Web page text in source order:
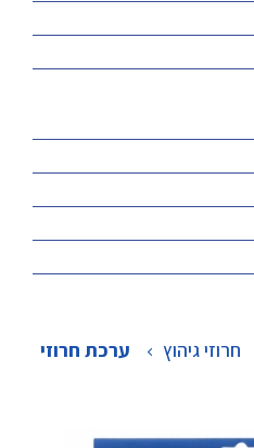
חרוזי גיהוץ >
ערכת חרוזי